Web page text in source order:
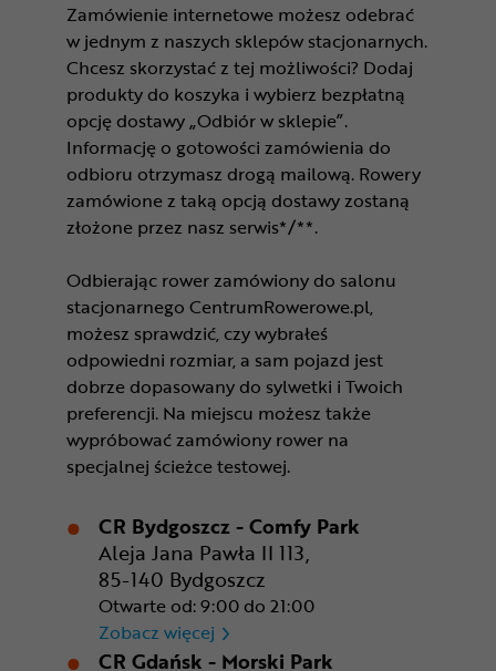
Zamówienie internetowe możesz odebrać
w jednym z naszych sklepów stacjonarnych.
Chcesz skorzystać z tej możliwości? Dodaj
produkty do koszyka i wybierz bezpłatną
opcję dostawy „Odbiór w sklepie”.
Informację o gotowości zamówienia do
odbioru otrzymasz drogą mailową. Rowery
zamówione z taką opcją dostawy zostaną
złożone przez nasz serwis*/**.
Odbierając rower zamówiony do salonu
stacjonarnego CentrumRowerowe.pl,
możesz sprawdzić, czy wybrałeś
odpowiedni rozmiar, a sam pojazd jest
dobrze dopasowany do sylwetki i Twoich
preferencji. Na miejscu możesz także
wypróbować zamówiony rower na
specjalnej ścieżce testowej.
CR Bydgoszcz - Comfy Park
Aleja Jana Pawła II 113,
85-140 Bydgoszcz
Otwarte od: 9:00 do 21:00
Zobacz więcej CR Bydgoszcz - Comfy Park
CR Gdańsk - Morski Park